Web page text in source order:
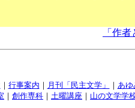
。
「作
｜ 行事案内 ｜ 月刊「民主文学」 ｜ あゆ
｜ 創作専科 ｜ 土曜講座 ｜ 山の文学学